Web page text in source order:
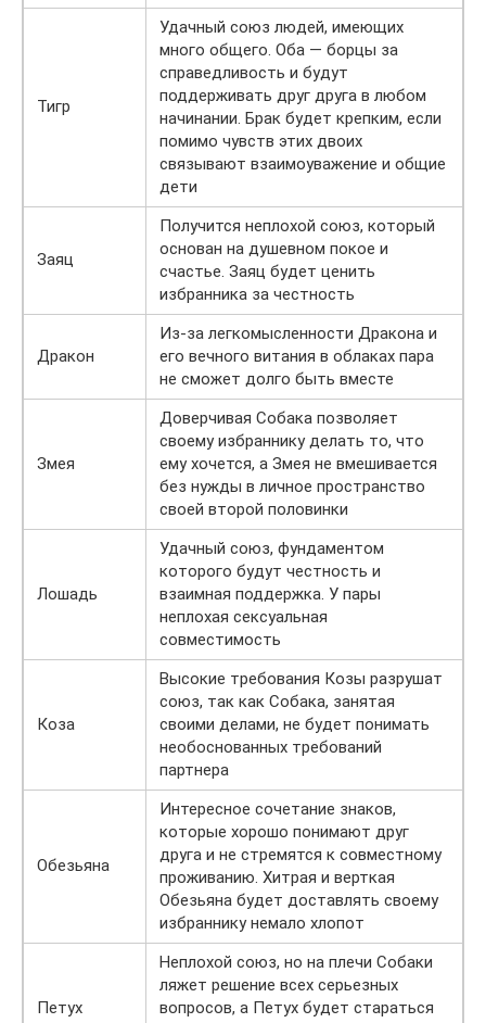
Тигр
Удачный союз людей, имеющих
много общего. Оба — борцы за
справедливость и будут
поддерживать друг друга в любом
начинании. Брак будет крепким, если
помимо чувств этих двоих
связывают взаимоуважение и общие
дети
Заяц
Получится неплохой союз, который
основан на душевном покое и
счастье. Заяц будет ценить
избранника за честность
Дракон
Из-за легкомысленности Дракона и
его вечного витания в облаках пара
не сможет долго быть вместе
Змея
Доверчивая Собака позволяет
своему избраннику делать то, что
ему хочется, а Змея не вмешивается
без нужды в личное пространство
своей второй половинки
Лошадь
Удачный союз, фундаментом
которого будут честность и
взаимная поддержка. У пары
неплохая сексуальная
совместимость
Коза
Высокие требования Козы разрушат
союз, так как Собака, занятая
своими делами, не будет понимать
необоснованных требований
партнера
Обезьяна
Интересное сочетание знаков,
которые хорошо понимают друг
друга и не стремятся к совместному
проживанию. Хитрая и верткая
Обезьяна будет доставлять своему
избраннику немало хлопот
Петух
Неплохой союз, но на плечи Собаки
ляжет решение всех серьезных
вопросов, а Петух будет стараться